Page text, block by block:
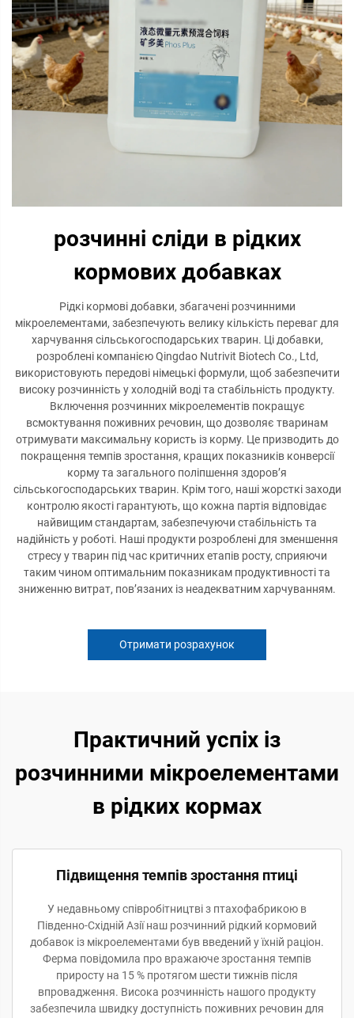
розчинні сліди в рідких
кормових добавках
Рідкі кормові добавки, збагачені розчинними
мікроелементами, забезпечують велику кількість переваг для
харчування сільськогосподарських тварин. Ці добавки,
розроблені компанією Qingdao Nutrivit Biotech Co., Ltd,
використовують передові німецькі формули, щоб забезпечити
високу розчинність у холодній воді та стабільність продукту.
Включення розчинних мікроелементів покращує
всмоктування поживних речовин, що дозволяє тваринам
отримувати максимальну користь із корму. Це призводить до
покращення темпів зростання, кращих показників конверсії
корму та загального поліпшення здоров’я
сільськогосподарських тварин. Крім того, наші жорсткі заходи
контролю якості гарантують, що кожна партія відповідає
найвищим стандартам, забезпечуючи стабільність та
надійність у роботі. Наші продукти розроблені для зменшення
стресу у тварин під час критичних етапів росту, сприяючи
таким чином оптимальним показникам продуктивності та
зниженню витрат, пов’язаних із неадекватним харчуванням.
Отримати розрахунок
Практичний успіх із
розчинними мікроелементами
в рідких кормах
Підвищення темпів зростання птиці
У недавньому співробітництві з птахофабрикою в
Південно-Східній Азії наш розчинний рідкий кормовий
добавок із мікроелементами був введений у їхній раціон.
Ферма повідомила про вражаюче зростання темпів
приросту на 15 % протягом шести тижнів після
впровадження. Висока розчинність нашого продукту
забезпечила швидку доступність поживних речовин для